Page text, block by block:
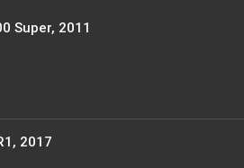
Super, 2011
2017